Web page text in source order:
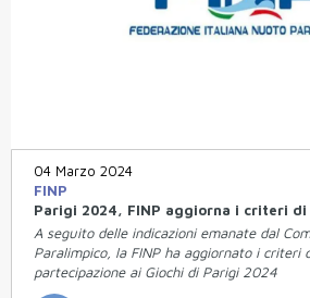
04 Marzo 2024
FINP
Parigi 2024, FINP aggiorna i criteri di
A seguito delle indicazioni emanate dal
Paralimpico, la FINP ha aggiornato i criteri
partecipazione ai Giochi di Parigi 2024